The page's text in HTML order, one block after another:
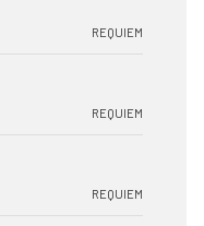
REQUIEM
REQUIEM
REQUIEM